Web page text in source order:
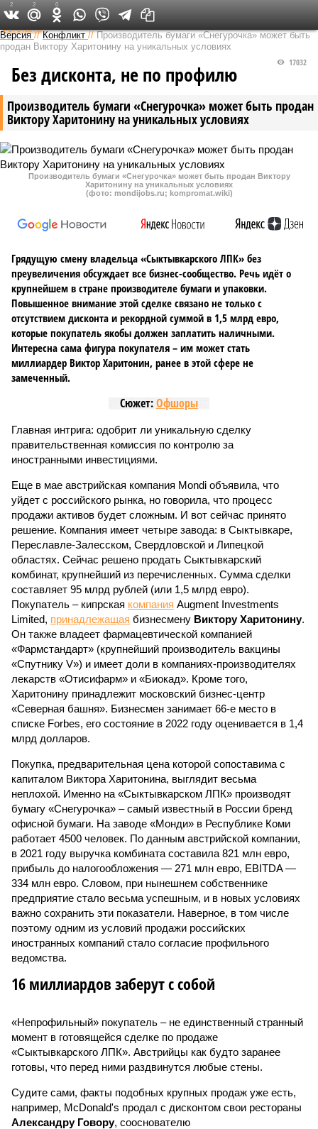
Федеральный выпуск
Версия //Конфликт //Производитель бумаги «Снегурочка» может быть
продан Виктору Харитонину на уникальных условиях
Производитель бумаги «Снегурочка» может быть продан
Виктору Харитонину на уникальных условиях
17032
Без дисконта, не по профилю
Производитель бумаги «Снегурочка» может быть продан Виктору
Харитонину на уникальных условиях
(фото: mondijobs.ru; kompromat.wiki)
Грядущую смену владельца «Сыктывкарского ЛПК» без
преувеличения обсуждает все бизнес-сообщество. Речь идёт о
крупнейшем в стране производителе бумаги и упаковки.
Повышенное внимание этой сделке связано не только с
отсутствием дисконта и рекордной суммой в 1,5 млрд евро,
которые покупатель якобы должен заплатить наличными.
Интересна сама фигура покупателя – им может стать
миллиардер Виктор Харитонин, ранее в этой сфере не
замеченный.
Сюжет:Офшоры
Главная интрига: одобрит ли уникальную сделку
правительственная комиссия по контролю за
иностранными инвестициями.
Еще в мае австрийская компания Mondi объявила, что
уйдет с российского рынка, но говорила, что процесс
продажи активов будет сложным. И вот сейчас принято
решение. Компания имеет четыре завода: в Сыктывкаре,
Переславле-Залесском, Свердловской и Липецкой
областях. Сейчас решено продать Сыктывкарский
комбинат, крупнейший из перечисленных. Сумма сделки
составляет 95 млрд рублей (или 1,5 млрд евро).
Покупатель – кипрская компания Augment Investments
Limited, принадлежащая бизнесмену Виктору Харитонину.
Он также владеет фармацевтической компанией
«Фармстандарт» (крупнейший производитель вакцины
«Спутнику V») и имеет доли в компаниях-производителях
лекарств «Отисифарм» и «Биокад». Кроме того,
Харитонину принадлежит московский бизнес-центр
«Северная башня». Бизнесмен занимает 66-е место в
списке Forbes, его состояние в 2022 году оценивается в 1,4
млрд долларов.
Покупка, предварительная цена которой сопоставима с
капиталом Виктора Харитонина, выглядит весьма
неплохой. Именно на «Сыктывкарском ЛПК» производят
бумагу «Снегурочка» – самый известный в России бренд
офисной бумаги. На заводе «Монди» в Республике Коми
работает 4500 человек. По данным австрийской компании,
в 2021 году выручка комбината составила 821 млн евро,
прибыль до налогообложения — 271 млн евро, EBITDA —
334 млн евро. Словом, при нынешнем собственнике
предприятие стало весьма успешным, и в новых условиях
важно сохранить эти показатели. Наверное, в том числе
поэтому одним из условий продажи российских
иностранных компаний стало согласие профильного
ведомства.
16 миллиардов заберут с собой
«Непрофильный» покупатель – не единственный странный
момент в готовящейся сделке по продаже
«Сыктывкарского ЛПК». Австрийцы как будто заранее
готовы, что перед ними раздвинутся любые стены.
Судите сами, факты подобных крупных продаж уже есть,
например, McDonald's продал с дисконтом свои рестораны
Александру Говору, сооснователю
2 2 0